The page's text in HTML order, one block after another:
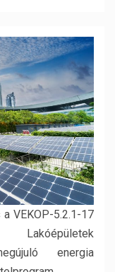
VEKOP-5.2.1-17
energia